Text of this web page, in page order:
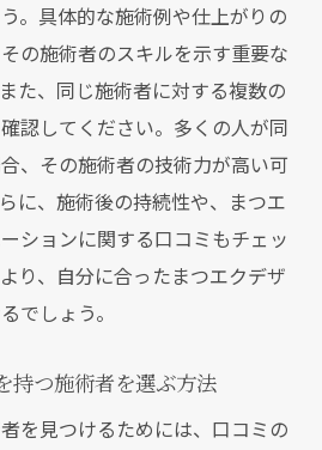
。具体的な施術例や仕上がりの
の施術者のスキルを示す重要な
た、同じ施術者に対する複数の
認してください。多くの人が同
、その施術者の技術力が高い可
に、施術後の持続性や、まつエ
ションに関する口コミもチェッ
り、自分に合ったまつエクデザ
でしょう。
持つ施術者を選ぶ方法
を見つけるためには、口コミの